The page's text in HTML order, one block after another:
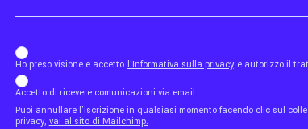
b_b43a7bd9734c7124b3be52921_1911023b36
Ho preso visione e accetto l'Informativa sulla privacy e autorizzo il
Accetto di ricevere comunicazioni via email
Puoi annullare l'iscrizione in qualsiasi momento facendo clic sul
privacy, vai al sito di Mailchimp.